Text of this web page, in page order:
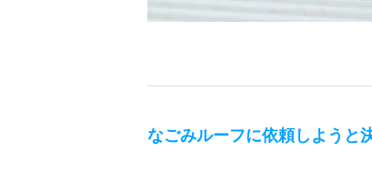
なごみルーフに依頼しようと